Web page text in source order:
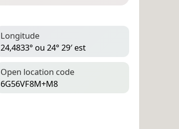
Longitude
24,4833° ou 24° 29′ est
Open location code
6G56VF8M+M8